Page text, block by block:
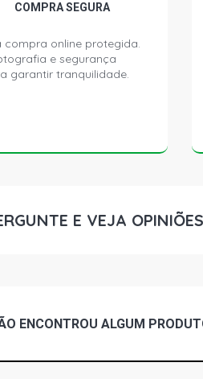
COMPRA SEGURA
compra online protegida.
e segurança
garantir tranquilidade.
E VEJA
ENCONTROU ALGUM